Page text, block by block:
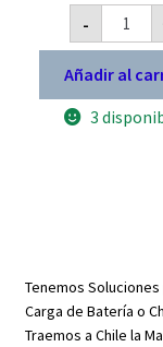
-
Partida
Yamaha
FZ
16
Añadir al
3
Tenemos
Carga de Batería o
Traemos a Chile la